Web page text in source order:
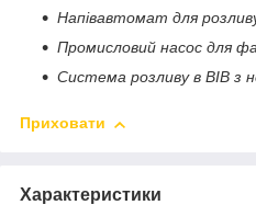
Напівавтомат для
Промисловий насос для
Система розливу в BIB з
Приховати
Характеристики